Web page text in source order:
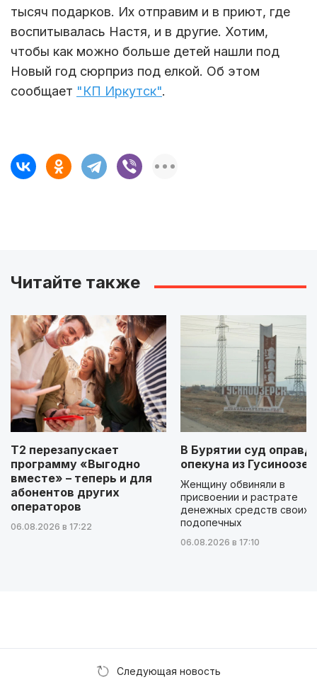
тысяч подарков. Их отправим и в приют, где
воспитывалась Настя, и в другие. Хотим,
чтобы как можно больше детей нашли под
Новый год сюрприз под елкой. Об этом
сообщает "КП Иркутск".
Читайте также
Т2 перезапускает
программу «Выгодно
вместе» – теперь и для
абонентов других
операторов
06.08.2026 в 17:22
В Бурятии суд
опекуна из
Женщину обвиняли в
присвоении и растрате
денежных средств своих
подопечных
06.08.2026 в 17:10
Следующая новость